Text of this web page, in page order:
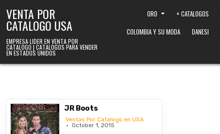
VENTA POR
CATALOGO USA
EMPRESA LIDER EN VENTA POR
CATALOGO | CATALOGOS PARA VENDER
EN ESTADOS UNIDOS
ORO + CATALOGOS
COLOMBIA Y SU MODA
DANESI
JR Boots
Ventas Por Catalogo en USA
October 1, 2015